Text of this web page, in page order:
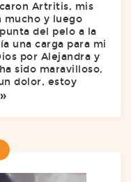
Artritis, mis
mucho y luego
del pelo a la
una carga para mi
por Alejandra y
sido maravilloso,
dolor, estoy